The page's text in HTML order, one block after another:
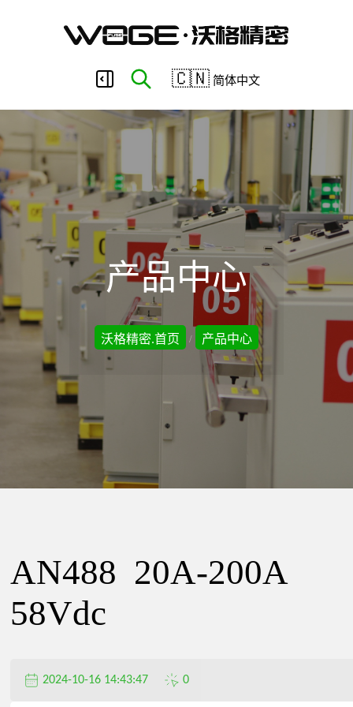
莞
市
沃
格
精
电
器
有
限
🇨🇳 简体中文
产品中心
沃格精密.首页 / 产品中心
AN488 20A-200A
58Vdc
2024-10-16 14:43:47 0